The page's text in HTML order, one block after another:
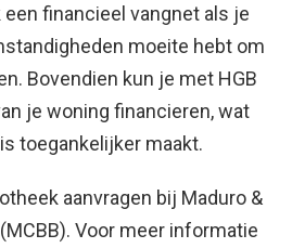
een financieel vangnet als je
moeite hebt om
Bovendien kun je met HGB
je woning financieren, wat
toegankelijker maakt.
aanvragen bij Maduro &
Voor meer informatie